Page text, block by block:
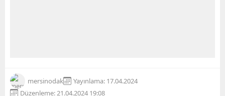
mersinodak
Yayınlama: 17.04.2024
Düzenleme: 21.04.2024 19:08